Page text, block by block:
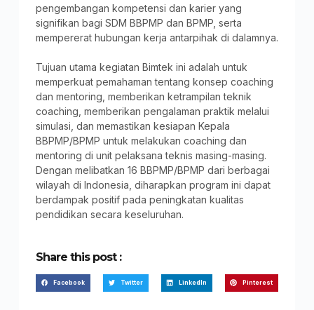
pengembangan kompetensi dan karier yang
signifikan bagi SDM BBPMP dan BPMP, serta
mempererat hubungan kerja antarpihak di dalamnya.
Tujuan utama kegiatan Bimtek ini adalah untuk
memperkuat pemahaman tentang konsep coaching
dan mentoring, memberikan ketrampilan teknik
coaching, memberikan pengalaman praktik melalui
simulasi, dan memastikan kesiapan Kepala
BBPMP/BPMP untuk melakukan coaching dan
mentoring di unit pelaksana teknis masing-masing.
Dengan melibatkan 16 BBPMP/BPMP dari berbagai
wilayah di Indonesia, diharapkan program ini dapat
berdampak positif pada peningkatan kualitas
pendidikan secara keseluruhan.
Share this post :
Facebook Twitter LinkedIn Pinterest